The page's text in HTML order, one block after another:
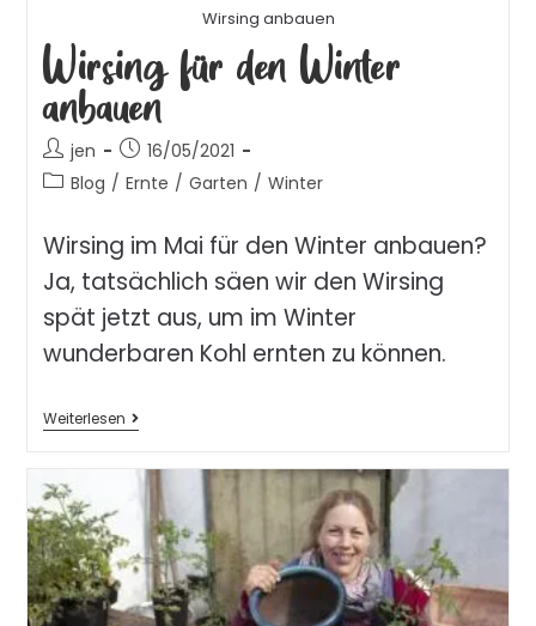
Wirsing anbauen
Wirsing für den Winter
anbauen
jen
16/05/2021
Blog / Ernte / Garten / Winter
Wirsing im Mai für den Winter anbauen?
Ja, tatsächlich säen wir den Wirsing
spät jetzt aus, um im Winter
wunderbaren Kohl ernten zu können.
Weiterlesen